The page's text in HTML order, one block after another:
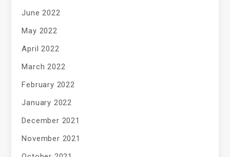
June 2022
May 2022
April 2022
March 2022
February 2022
January 2022
December 2021
November 2021